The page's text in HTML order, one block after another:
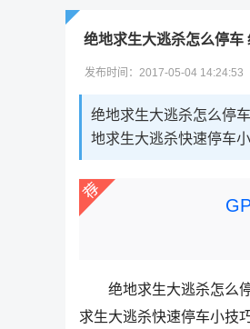
绝地求生大逃杀怎么停车
发布时间：2017-05-04
绝地求生大逃杀怎么停
地求生大逃杀快速停车
绝地求生大逃杀怎么停
求生大逃杀快速停车小技